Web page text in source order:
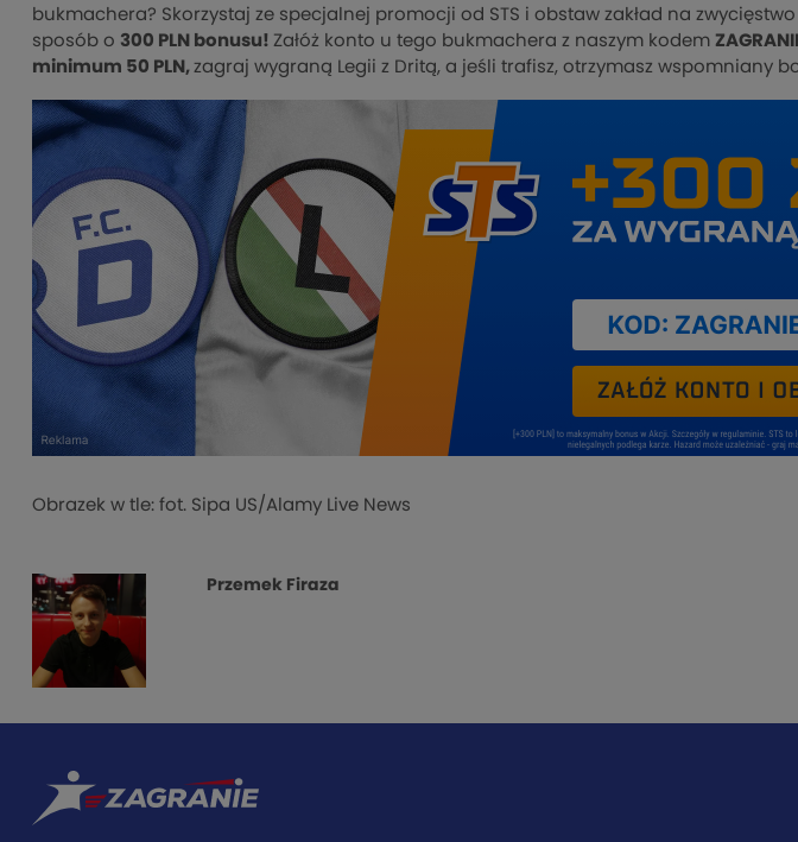
bukmachera? Skorzystaj ze specjalnej promocji od STS i obstaw zakład na
sposób o 300 PLN bonusu! Załóż konto u tego bukmachera z naszym kodem
minimum 50 PLN, zagraj wygraną Legii z Dritą, a jeśli trafisz, otrzymasz wspomniany
Obrazek w tle: fot. Sipa US/Alamy Live News
Przemek Firaza